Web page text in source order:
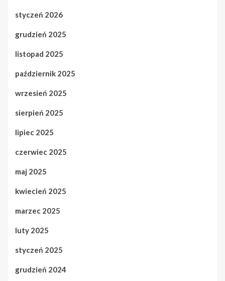
styczeń 2026
grudzień 2025
listopad 2025
październik 2025
wrzesień 2025
sierpień 2025
lipiec 2025
czerwiec 2025
maj 2025
kwiecień 2025
marzec 2025
luty 2025
styczeń 2025
grudzień 2024